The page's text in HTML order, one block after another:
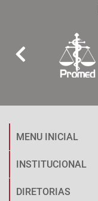
MENU INICIAL
INSTITUCIONAL
DIRETORIAS